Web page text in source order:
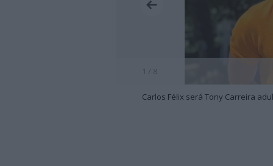
1 / 8
Carlos Félix será Tony Carreira